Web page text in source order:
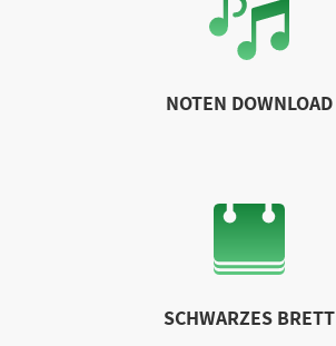
NOTEN DOWNLOAD
SCHWARZES BRETT